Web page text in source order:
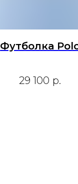
Футболка
29 100 р.